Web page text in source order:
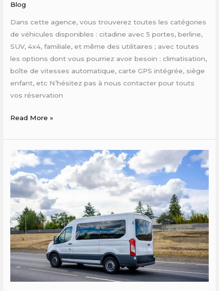
Blog
Dans cette agence, vous trouverez toutes les catégories
de véhicules disponibles : citadine avec 5 portes, berline,
SUV, 4x4, familiale, et même des utilitaires ; avec toutes
les options dont vous pourriez avoir besoin : climatisation,
boîte de vitesses automatique, carte GPS intégrée, siège
enfant, etc N’hésitez pas à nous contacter pour touts
vos réservation
Read More »
Location
de
transport
touristique
avec
chauffeur